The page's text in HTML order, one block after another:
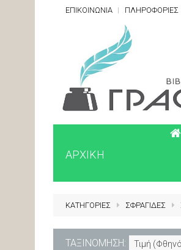
ΕΠΙΚΟΙΝΩΝΙΑ ΠΛΗΡΟΦΟΡΙΕΣ
ΑΡΧΙΚΗ
ΚΑΤΗΓΟΡΙΕΣ ΣΦΡΑΓΙΔΕΣ
ΤΑΞΙΝΟΜΗΣΗ: Τιμή